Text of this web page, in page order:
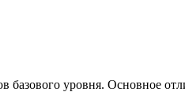
базового уровня. Основное